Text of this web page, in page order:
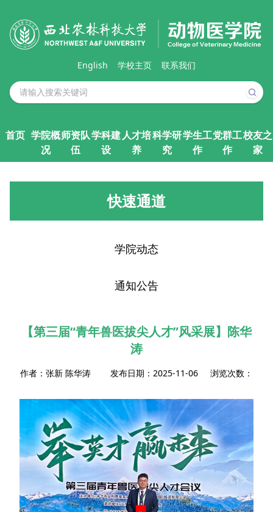
English 学校主页 联系我们
首页 学院概
况
师资队
伍
学科建
设
人才培
养
科学研
究
学生工
作
党群工
作
校友之
家
快速通道
学院动态
通知公告
【第三届“青年兽医拔尖人才”风采展】陈华
涛
作者：张新 陈华涛 发布日期：2025-11-06 浏览次数：